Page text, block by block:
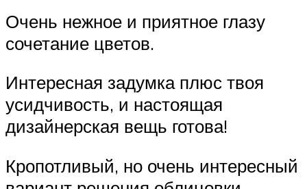
Очень нежное и приятное глазу
сочетание цветов.
Интересная задумка плюс твоя
усидчивость, и настоящая
дизайнерская вещь готова!
Кропотливый, но очень интересный